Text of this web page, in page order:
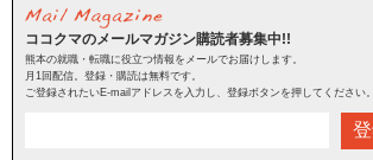
ココクマのメールマガジン購読者募集中!!
熊本の就職・転職に役立つ情報をメールでお届けします。
月1回配信。登録・購読は無料です。
ご登録されたいE-mailアドレスを入力し、登録ボタンを押してください。